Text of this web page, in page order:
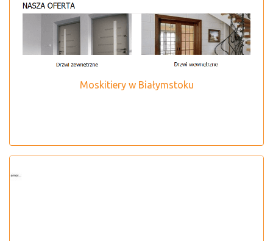
Moskitiery w Białymstoku